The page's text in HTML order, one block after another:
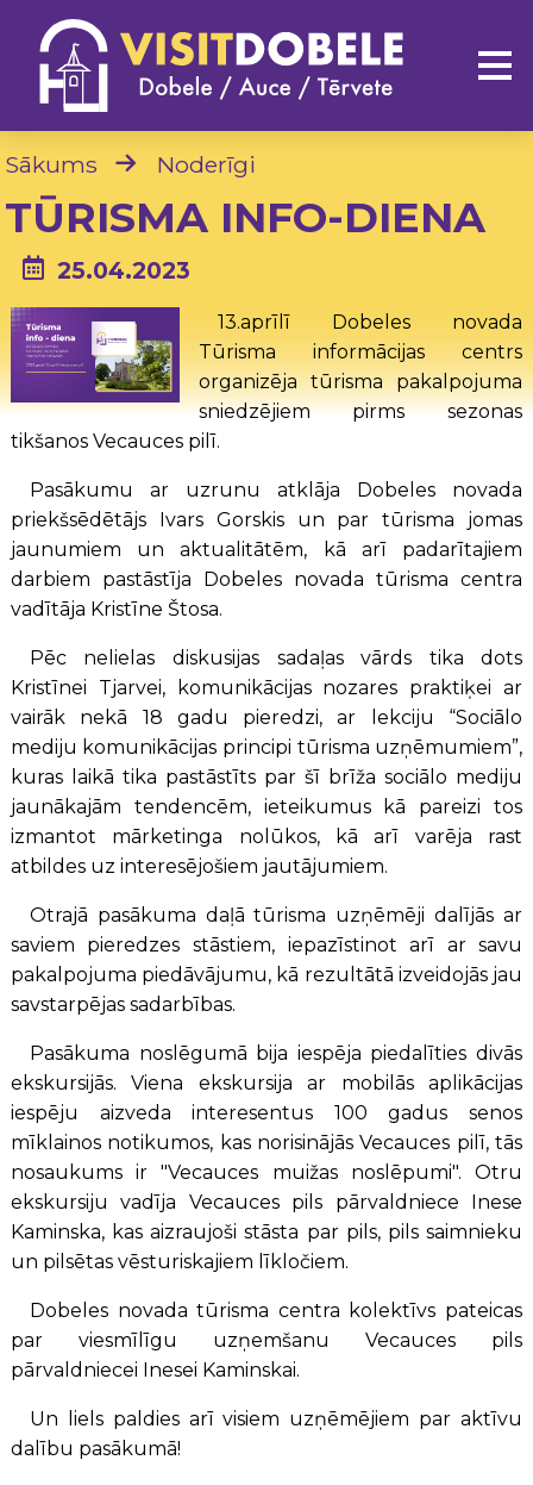
Sākums Noderīgi
TŪRISMA INFO-DIENA
25.04.2023
13.aprīlī Dobeles novada
Tūrisma informācijas centrs
organizēja tūrisma pakalpojuma
sniedzējiem pirms sezonas
tikšanos Vecauces pilī.
Pasākumu ar uzrunu atklāja Dobeles novada
priekšsēdētājs Ivars Gorskis un par tūrisma jomas
jaunumiem un aktualitātēm, kā arī padarītajiem
darbiem pastāstīja Dobeles novada tūrisma centra
vadītāja Kristīne Štosa.
Pēc nelielas diskusijas sadaļas vārds tika dots
Kristīnei Tjarvei, komunikācijas nozares praktiķei ar
vairāk nekā 18 gadu pieredzi, ar lekciju “Sociālo
mediju komunikācijas principi tūrisma uzņēmumiem”,
kuras laikā tika pastāstīts par šī brīža sociālo mediju
jaunākajām tendencēm, ieteikumus kā pareizi tos
izmantot mārketinga nolūkos, kā arī varēja rast
atbildes uz interesējošiem jautājumiem.
Otrajā pasākuma daļā tūrisma uzņēmēji dalījās ar
saviem pieredzes stāstiem, iepazīstinot arī ar savu
pakalpojuma piedāvājumu, kā rezultātā izveidojās jau
savstarpējas sadarbības.
Pasākuma noslēgumā bija iespēja piedalīties divās
ekskursijās. Viena ekskursija ar mobilās aplikācijas
iespēju aizveda interesentus 100 gadus senos
mīklainos notikumos, kas norisinājās Vecauces pilī, tās
nosaukums ir "Vecauces muižas noslēpumi". Otru
ekskursiju vadīja Vecauces pils pārvaldniece Inese
Kaminska, kas aizraujoši stāsta par pils, pils saimnieku
un pilsētas vēsturiskajiem līkločiem.
Dobeles novada tūrisma centra kolektīvs pateicas
par viesmīlīgu uzņemšanu Vecauces pils
pārvaldniecei Inesei Kaminskai.
Un liels paldies arī visiem uzņēmējiem par aktīvu
dalību pasākumā!